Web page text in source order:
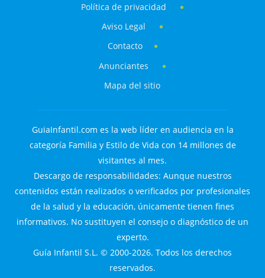
Política de privacidad
Aviso Legal
Contacto
Anunciantes
Mapa del sitio
GuiaInfantil.com es la web líder en audiencia en la
categoría Familia y Estilo de Vida con 14 millones de
visitantes al mes.
Descargo de responsabilidades: Aunque nuestros
contenidos están realizados o verificados por profesionales
de la salud y la educación, únicamente tienen fines
informativos. No sustituyen el consejo o diagnóstico de un
experto.
Guía Infantil S.L. © 2000-2026. Todos los derechos
reservados.